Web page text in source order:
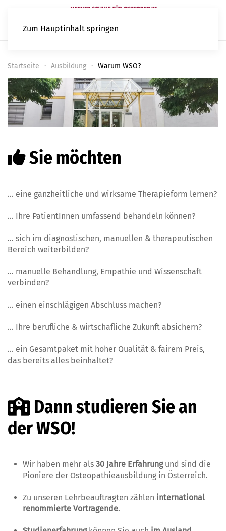
Zum Hauptinhalt springen
Startseite Ausbildung Warum WSO?
Sie möchten
… eine ganzheitliche und wirksame Therapieform lernen?
… Ihre PatientInnen umfassend behandeln können?
… sich im diagnostischen, manuellen & therapeutischen
Bereich weiterbilden?
… manuelle Behandlung, Empathie und Wissenschaft
verbinden?
… einen einschlägigen Abschluss machen?
… Ihre berufliche & wirtschafliche Zukunft absichern?
… ein Gesamtpaket mit hoher Qualität & fairem Preis,
das bereits alles beinhaltet?
Dann studieren Sie an
der WSO!
Wir haben mehr als 30 Jahre Erfahrungund sind die
Pioniere der Osteopathieausbildung in Österreich.
Zu unseren Lehrbeauftragten zählen international
renommierte Vortragende.